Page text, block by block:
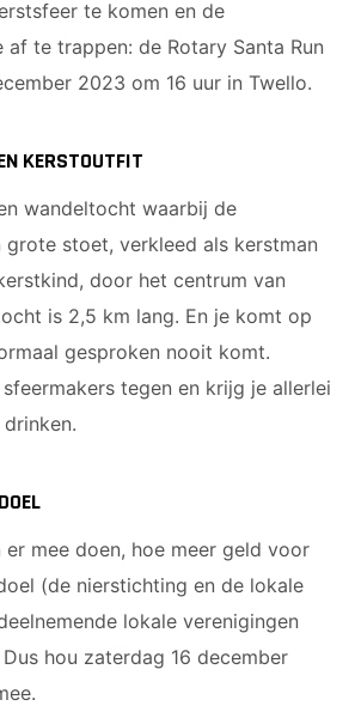
te komen en de
af te trappen: de Rotary Santa Run
2023 om 16 uur in Twello.
KERSTOUTFIT
wandeltocht waarbij de
grote stoet, verkleed als kerstman
door het centrum van
is 2,5 km lang. En je komt op
gesproken nooit komt.
tegen en krijg je allerlei
er mee doen, hoe meer geld voor
(de nierstichting en de lokale
lokale verenigingen
hou zaterdag 16 december